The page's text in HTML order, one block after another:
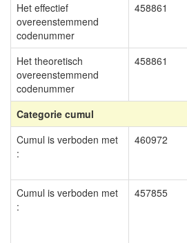
Het effectief
overeenstemmend
codenummer
458861
Het theoretisch
overeenstemmend
codenummer
458861
Categorie cumul
Cumul is verboden met
:
460972
Cumul is verboden met
:
457855